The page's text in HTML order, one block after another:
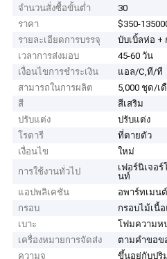
จำนวนสั่งซื้อขั้นต่ำ
30
ราคา
$350-
รายละเอียดการบรรจุ
บับเบิ้ลห่อ +
เวลาการส่งมอบ
45-60 วัน
เงื่อนไขการชำระเงิน
แอล/C,ที/ที
สามารถในการผลิต
5,000 ชุด/เ
สี
สีเสริม
ปรับแต่ง
ปรับแต่ง
โรตารี
ที่ตายตัว
เงื่อนไข
ใหม่
การใช้งานทั่วไป
เฟอร์นิเจอร์
นท์
แอปพลิเคชัน
อพาร์ทเมน
กรอบ
กรอบไม้เนื้
เบาะ
โฟมความห
เครื่องหมายการจัดส่ง
ตามคำขอข
ความจุ
ขึ้นอยู่กับป